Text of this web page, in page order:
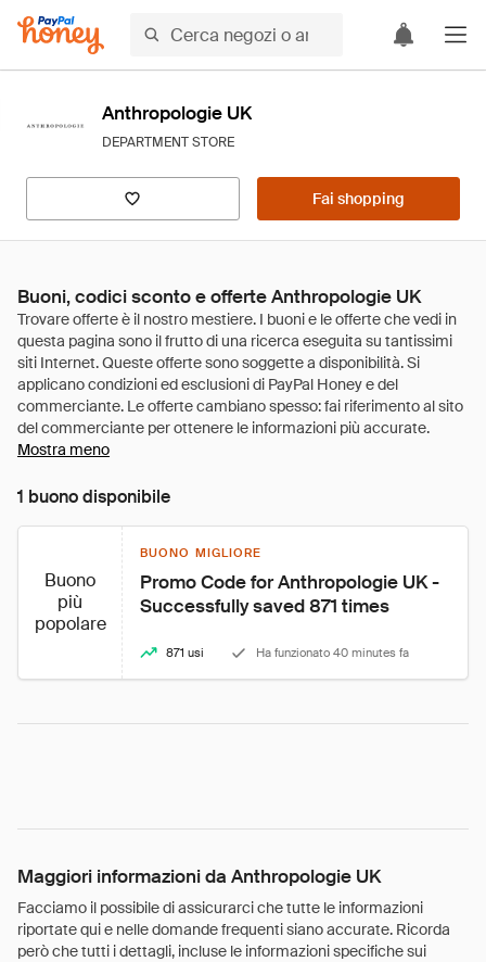
Anthropologie UK
DEPARTMENT STORE
Fai shopping
Buoni, codici sconto e offerte Anthropologie UK
Mostra meno
1 buono disponibile
Buono
più
popolare
BUONO MIGLIORE
Promo Code for Anthropologie UK -
Successfully saved 871 times
871 usi Ha funzionato 40 minutes fa
Maggiori informazioni da Anthropologie UK
Facciamo il possibile di assicurarci che tutte le informazioni
riportate qui e nelle domande frequenti siano accurate. Ricorda
però che tutti i dettagli, incluse le informazioni specifiche sui